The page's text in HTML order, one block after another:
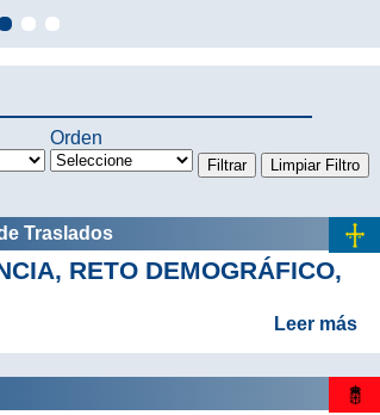
Orden
Traslados
RETO DEMOGRÁFICO,
Leer más